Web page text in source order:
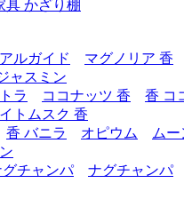
具 かざり棚
ルガイド
マグノリア 香
ャスミン
ラ ココナッツ 香
香 コ
トムスク 香
香 バニラ オピウム
ムー
グチャンパ
ナグチャンパ